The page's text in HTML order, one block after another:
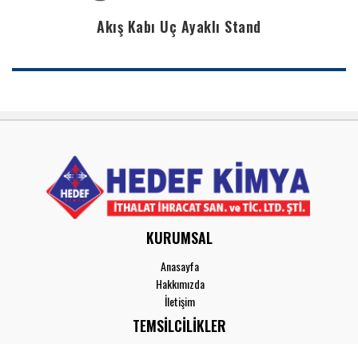
Akış Kabı Üç Ayaklı Stand
KURUMSAL
Anasayfa
Hakkımızda
İletişim
TEMSİLCİLİKLER